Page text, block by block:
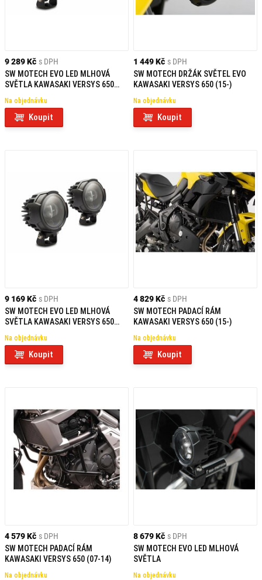
9 289 Kč s DPH
SW MOTECH EVO LED MLHOVÁ
SVĚTLA KAWASAKI VERSYS 650
Na objednávku
Koupit
1 449 Kč s DPH
SW MOTECH DRŽÁK SVĚTEL EVO
KAWASAKI VERSYS 650 (15-)
Na objednávku
Koupit
9 169 Kč s DPH
SW MOTECH EVO LED MLHOVÁ
SVĚTLA KAWASAKI VERSYS 650
Na objednávku
Koupit
4 829 Kč s DPH
SW MOTECH PADACÍ RÁM
KAWASAKI VERSYS 650 (15-)
Na objednávku
Koupit
4 579 Kč s DPH
SW MOTECH PADACÍ RÁM
KAWASAKI VERSYS 650 (07-14)
Na objednávku
8 679 Kč s DPH
SW MOTECH EVO LED MLHOVÁ
SVĚTLA
Na objednávku